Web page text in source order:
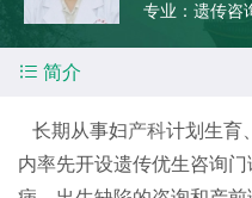
专业： 遗传咨
 简介
长期从事妇产科计划生育
内率先开设遗传优生咨询